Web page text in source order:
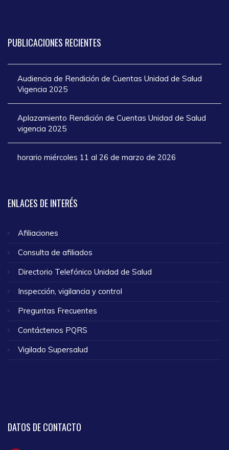
PUBLICACIONES RECIENTES
Audiencia de Rendición de Cuentas Unidad de Salud
Vigencia 2025
Aplazamiento Rendición de Cuentas Unidad de Salud
vigencia 2025
horario miércoles 11 al 26 de marzo de 2026
ENLACES DE INTERÉS
Afiliaciones
Consulta de afiliados
Directorio Telefónico Unidad de Salud
Inspección, vigilancia y control
Preguntas Frecuentes
Contáctenos PQRS
Vigilado Supersalud
DATOS DE CONTACTO